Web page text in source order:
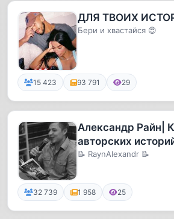
ДЛЯ ТВОИХ
Бери и хвастайся 😍
15 423 93 791 29
Александр Райн|
авторских
📝 RaynAlexandr 📝
32 739 1 958 25